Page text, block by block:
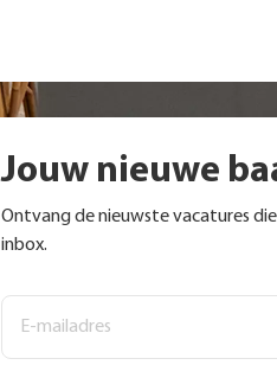
Jouw nieuwe
Ontvang de nieuwste vacatures
inbox.